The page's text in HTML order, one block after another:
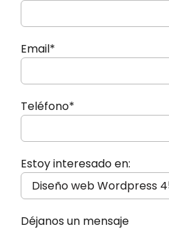
Email*
Teléfono*
Estoy interesado en:
Déjanos un mensaje